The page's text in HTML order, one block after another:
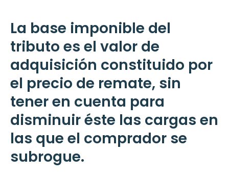
La base imponible del
tributo es el valor de
adquisición constituido por
el precio de remate, sin
tener en cuenta para
disminuir éste las cargas en
las que el comprador se
subrogue.